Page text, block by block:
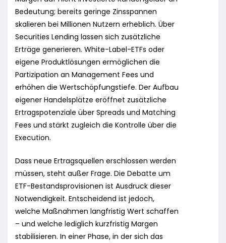
Bedeutung; bereits geringe Zinsspannen
skalieren bei Millionen Nutzern erheblich. Über
Securities Lending lassen sich zusätzliche
Erträge generieren. White-Label-ETFs oder
eigene Produktlösungen ermöglichen die
Partizipation an Management Fees und
erhöhen die Wertschöpfungstiefe. Der Aufbau
eigener Handelsplätze eröffnet zusätzliche
Ertragspotenziale über Spreads und Matching
Fees und stärkt zugleich die Kontrolle über die
Execution.
Dass neue Ertragsquellen erschlossen werden
müssen, steht außer Frage. Die Debatte um
ETF-Bestandsprovisionen ist Ausdruck dieser
Notwendigkeit. Entscheidend ist jedoch,
welche Maßnahmen langfristig Wert schaffen
– und welche lediglich kurzfristig Margen
stabilisieren. In einer Phase, in der sich das